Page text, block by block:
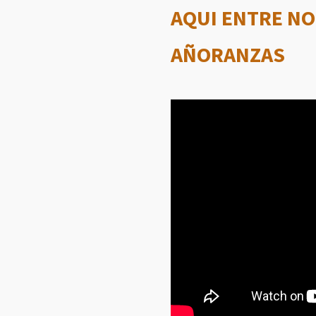
AQUI ENTRE
AÑORANZAS